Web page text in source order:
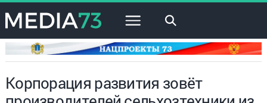
×
Корпорация развития зовёт